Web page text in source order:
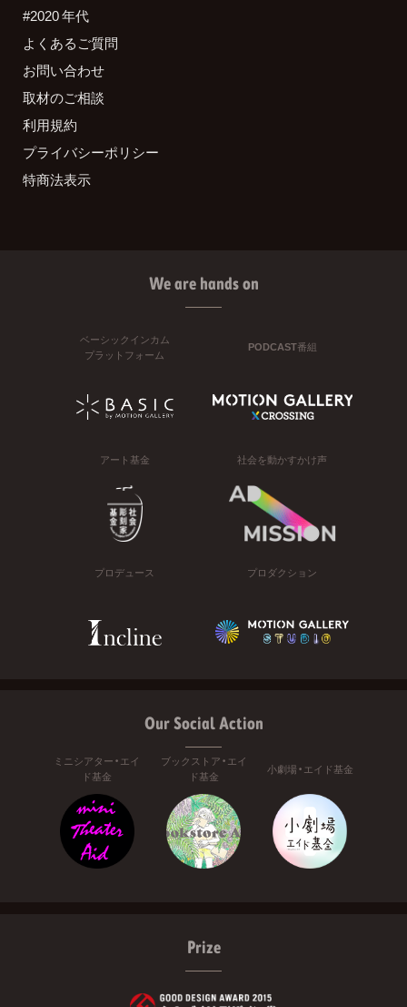
#2020 年代
よくあるご質問
お問い合わせ
取材のご相談
利用規約
プライバシーポリシー
特商法表示
We are hands on
ベーシックインカム
プラットフォーム
PODCAST番組
アート基金 社会を動かすかけ声
プロデュース プロダクション
Our Social Action
ミニシアター・エイ
ド基金
ブックストア・エイ
ド基金
小劇場・エイド基金
Prize